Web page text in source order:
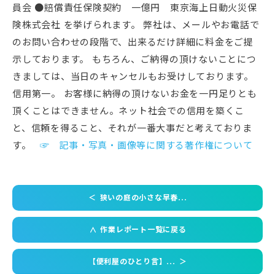
員会 ●賠償責任保険契約 一億円 東京海上日動火災保
険株式会社 を挙げられます。 弊社は、メールやお電話で
のお問い合わせの段階で、出来るだけ詳細に料金をご提
示しております。 もちろん、ご納得の頂けないことにつ
きましては、当日のキャンセルもお受けしております。
信用第一。 お客様に納得の頂けないお金を一円足りとも
頂くことはできません。ネット社会での信用を築くこ
と、信頼を得ること、それが一番大事だと考えておりま
す。 ☞ 記事・写真・画像等に関する著作権について
＜ 狭いの庭の小さな早春...
＜ 作業レポート一覧に戻る
【便利屋のひとり言】... ＞